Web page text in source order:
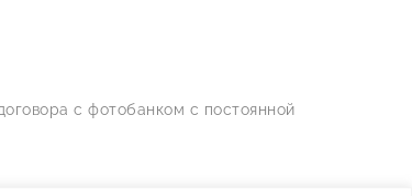
с фотобанком с постоянной